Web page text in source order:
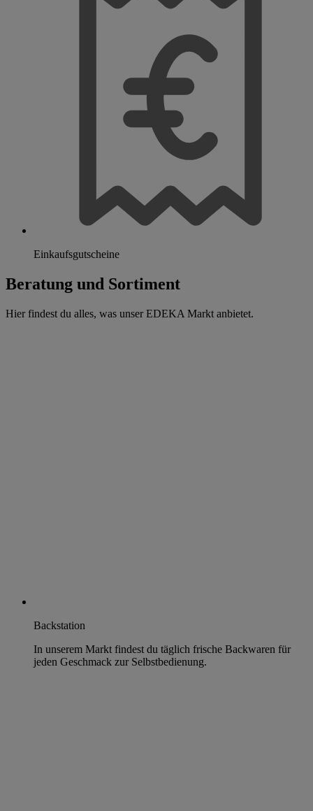
Einkaufsgutscheine
Beratung und Sortiment
Hier findest du alles, was unser EDEKA Markt anbietet.
Backstation
In unserem Markt findest du täglich frische Backwaren für
jeden Geschmack zur Selbstbedienung.